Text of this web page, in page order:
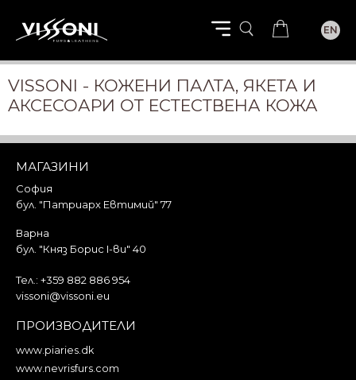
EN
VISSONI - КОЖЕНИ ПАЛТА, ЯКЕТА И
AКСЕСОАРИ ОТ ЕСТЕСТВЕНА КОЖА
МАГАЗИНИ
София
бул. "Патриарх Евтимий" 77
Варна
бул. "Княз Борис I-ви" 40
Тел.: +359 882 886 954
vissoni@vissoni.eu
ПРОИЗВОДИТЕЛИ
www.piaries.dk
www.nevrisfurs.com